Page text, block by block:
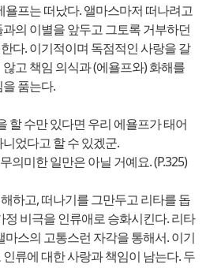
욜프는 떠났다. 앨마스마저 떠나려고
의 이별을 앞두고 그토록 거부하던
다. 이기적이며 독점적인 사랑을 갈
고 책임 의식과 (에욜프와) 화해를
품는다.
할 수만 있다면 우리 에욜프가 태어
었다고 할 수 있겠군.
의미한 일만은 아닐 거예요. (P.325)
하고, 떠나기를 그만두고 리타를 돕
정 비극을 인류애로 승화시킨다. 리타
마스의 고통스런 자각을 통해서. 이기
류에 대한 사랑과 책임이 남는다. 두